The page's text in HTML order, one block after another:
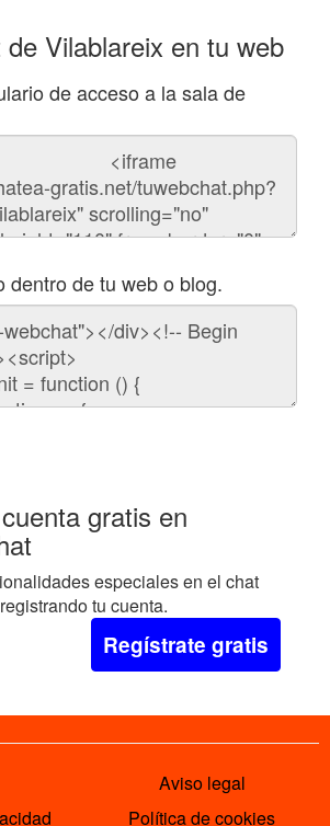
de Vilablareix en tu web
de acceso a la sala de
dentro de tu web o blog.
gratis en
especiales en el chat
tu cuenta.
Regístrate gratis
Aviso legal
Política de cookies